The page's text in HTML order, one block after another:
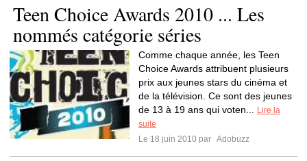
Teen Choice Awards 2010 ... Les
nommés catégorie séries
Comme chaque année, les Teen
Choice Awards attribuent plusieurs
prix aux jeunes stars du cinéma et
de la télévision. Ce sont des jeunes
de 13 à 19 ans qui voten...
Lire la
suite
Le 18 juin 2010 par Adobuzz